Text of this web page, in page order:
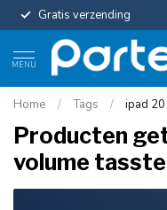
Gratis verzending
MENU
Home / Tags / ipad
Producten
volume